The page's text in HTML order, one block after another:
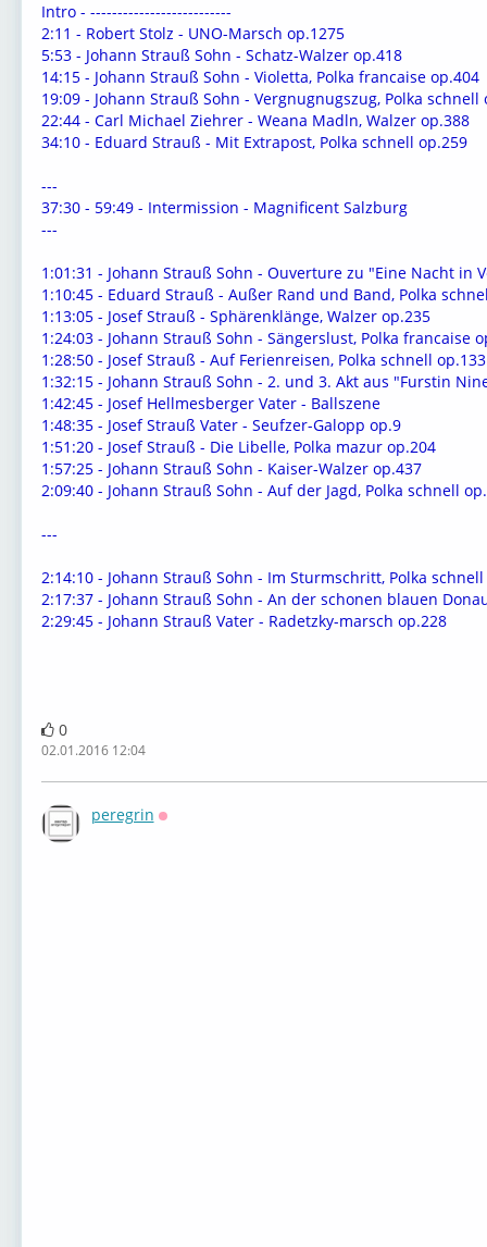
Intro - --------------------------
2:11 - Robert Stolz - UNO-Marsch op.1275
5:53 - Johann Strauß Sohn - Schatz-Walzer op.418
14:15 - Johann Strauß Sohn - Violetta, Polka francaise op.404
19:09 - Johann Strauß Sohn - Vergnugnugszug, Polka schnell
22:44 - Carl Michael Ziehrer - Weana Madln, Walzer op.388
34:10 - Eduard Strauß - Mit Extrapost, Polka schnell op.259
---
37:30 - 59:49 - Intermission - Magnificent Salzburg
---
1:01:31 - Johann Strauß Sohn - Ouverture zu "Eine Nacht in
1:10:45 - Eduard Strauß - Außer Rand und Band, Polka
1:13:05 - Josef Strauß - Sphärenklänge, Walzer op.235
1:24:03 - Johann Strauß Sohn - Sängerslust, Polka francaise
1:28:50 - Josef Strauß - Auf Ferienreisen, Polka schnell op.133
1:32:15 - Johann Strauß Sohn - 2. und 3. Akt aus "Furstin
1:42:45 - Josef Hellmesberger Vater - Ballszene
1:48:35 - Josef Strauß Vater - Seufzer-Galopp op.9
1:51:20 - Josef Strauß - Die Libelle, Polka mazur op.204
1:57:25 - Johann Strauß Sohn - Kaiser-Walzer op.437
2:09:40 - Johann Strauß Sohn - Auf der Jagd, Polka schnell
---
2:14:10 - Johann Strauß Sohn - Im Sturmschritt, Polka
2:17:37 - Johann Strauß Sohn - An der schonen blauen
2:29:45 - Johann Strauß Vater - Radetzky-marsch op.228
0
02.01.2016 12:04
peregrin